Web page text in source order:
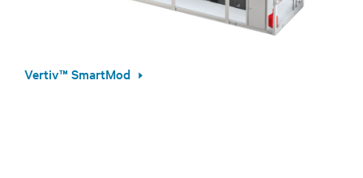
Vertiv™ SmartMod